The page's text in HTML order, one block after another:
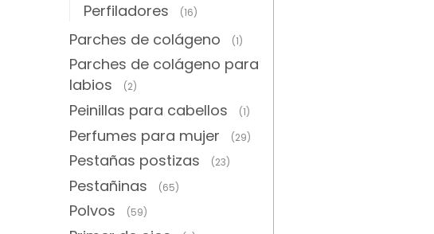
Perfiladores (16)
Parches de colágeno (1)
Parches de colágeno para
labios
(2)
Peinillas para cabellos (1)
Perfumes para mujer (29)
Pestañas postizas (23)
Pestañinas (65)
Polvos (59)